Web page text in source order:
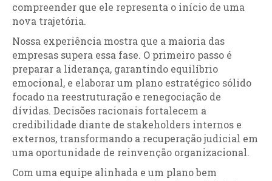
compreender que ele representa o início de uma
nova trajetória.
Nossa experiência mostra que a maioria das
empresas supera essa fase. O primeiro passo é
preparar a liderança, garantindo equilíbrio
emocional, e elaborar um plano estratégico sólido
focado na reestruturação e renegociação de
dívidas. Decisões racionais fortalecem a
credibilidade diante de stakeholders internos e
externos, transformando a recuperação judicial em
uma oportunidade de reinvenção organizacional.
Com uma equipe alinhada e um plano bem